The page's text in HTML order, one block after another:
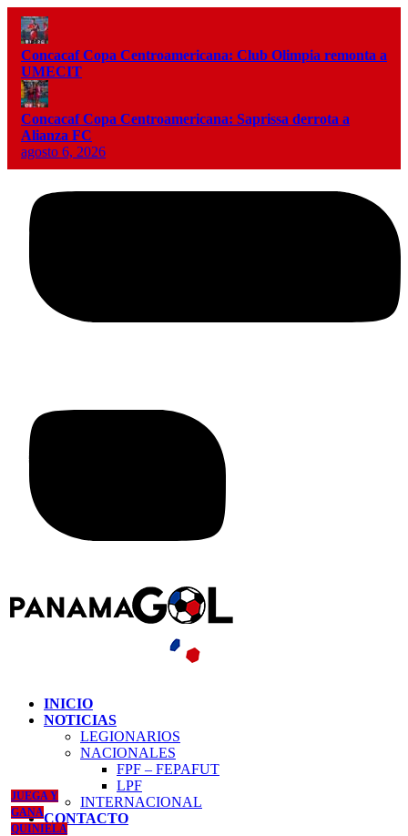
Concacaf Copa Centroamericana: Club Olimpia remonta a
UMECIT
Concacaf Copa Centroamericana: Saprissa derrota a
Alianza FC
agosto 6, 2026
INICIO
NOTICIAS
LEGIONARIOS
NACIONALES
FPF – FEPAFUT
LPF
INTERNACIONAL
CONTACTO
JUEGA Y
GANA
QUINIELA